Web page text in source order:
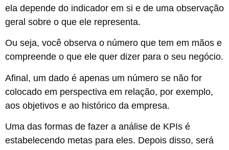
ela depende do indicador em si e de uma observação
geral sobre o que ele representa.
Ou seja, você observa o número que tem em mãos e
compreende o que ele quer dizer para o seu negócio.
Afinal, um dado é apenas um número se não for
colocado em perspectiva em relação, por exemplo,
aos objetivos e ao histórico da empresa.
Uma das formas de fazer a análise de KPIs é
estabelecendo metas para eles. Depois disso, será